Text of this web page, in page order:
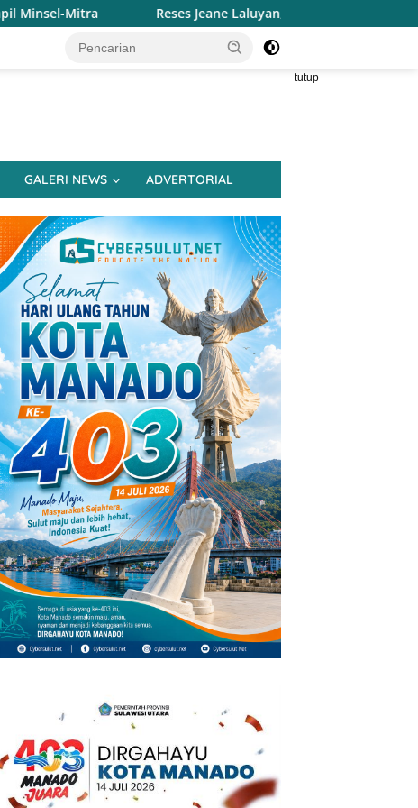
Reses Jeane Laluyan, Warga Keluhkan Sulitnya Ekonomi dan
tutup
GALERI NEWS ADVERTORIAL